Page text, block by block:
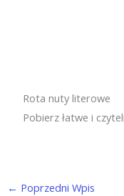
Rota nuty literowe
Pobierz łatwe i
← Poprzedni Wpis